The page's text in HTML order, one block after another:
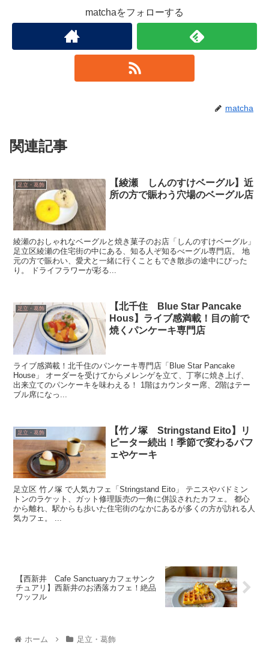
matchaをフォローする
matcha
関連記事
足立・葛飾
【綾瀬 しんのすけベーグル】近
所の方で賑わう穴場のベーグル店
綾瀬のおしゃれなベーグルと焼き菓子のお店「しんのすけベーグル」
足立区綾瀬の住宅街の中にある、知る人ぞ知るべーグル専門店。 地
元の方で賑わい、愛犬と一緒に行くこともでき散歩の途中にぴった
り。 ドライフラワーが彩る...
足立・葛飾
【北千住 Blue Star Pancake
Hous】ライブ感満載！目の前で
焼くパンケーキ専門店
ライブ感満載！北千住のパンケーキ専門店「Blue Star Pancake
House」 オーダーを受けてからメレンゲを立て、丁寧に焼き上げ、
出来立てのパンケーキを味わえる！ 1階はカウンター席、2階はテー
ブル席になっ...
足立・葛飾
【竹ノ塚 Stringstand Eito】リ
ピーター続出！季節で変わるパフ
ェやケーキ
足立区 竹ノ塚 で人気カフェ「Stringstand Eito」 テニスやバドミン
トンのラケット、ガット修理販売の一角に併設されたカフェ。 都心
から離れ、駅からも歩いた住宅街のなかにあるが多くの方が訪れる人
気カフェ。 ...
【西新井 Cafe Sanctuaryカフェサンク
チュアリ】西新井のお洒落カフェ！絶品
ワッフル
ホーム 足立・葛飾